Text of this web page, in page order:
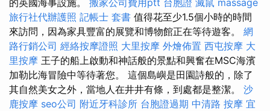
旅行社代辦護照 記帳士 套書 值得花至少1.5個小時的時間
來訪問，因為家具豐富的展覽和博物館正在等待遊客。 網
路行銷公司 經絡按摩證照 大里按摩 外燴佈置 西屯按摩 大
里按摩 王子的船上啟動和神話般的景點和興奮在MSC海濱
加勒比海冒險中等待著您。 這個島嶼是田園詩般的，除了
其自然美女之外，當地人在井井有條，到處都是整潔。 沙
鹿按摩 seo公司 附近牙科診所 台胞證過期 中清路 按摩 宜